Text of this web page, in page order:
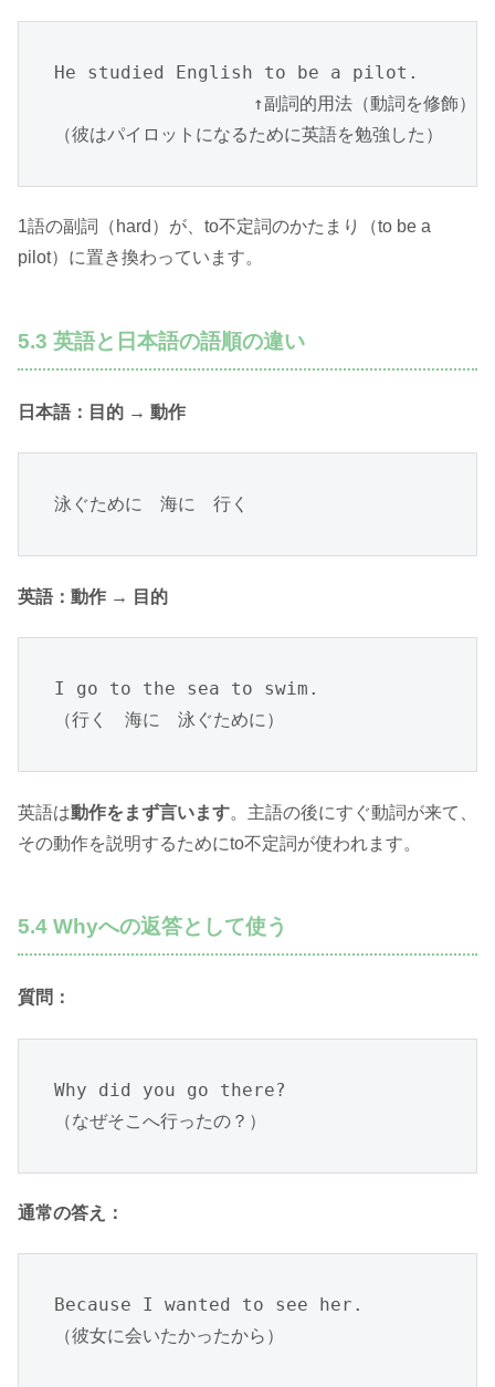
He studied English to be a pilot.
                  ↑副詞的用法（動詞を修飾）
（彼はパイロットになるために英語を勉強した）
1語の副詞（hard）が、to不定詞のかたまり（to be a
pilot）に置き換わっています。
5.3 英語と日本語の語順の違い
日本語：目的 → 動作
泳ぐために　海に　行く
英語：動作 → 目的
I go to the sea to swim.
（行く　海に　泳ぐために）
英語は動作をまず言います。主語の後にすぐ動詞が来て、
その動作を説明するためにto不定詞が使われます。
5.4 Whyへの返答として使う
質問：
Why did you go there?
（なぜそこへ行ったの？）
通常の答え：
Because I wanted to see her.
（彼女に会いたかったから）